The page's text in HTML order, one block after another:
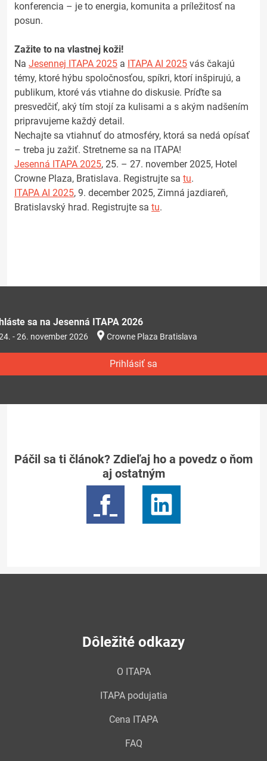
konferencia – je to energia, komunita a príležitosť na
posun.
Zažite to na vlastnej koži!
Na Jesennej ITAPA 2025 a ITAPA AI 2025 vás čakajú
témy, ktoré hýbu spoločnosťou, spíkri, ktorí inšpirujú, a
publikum, ktoré vás vtiahne do diskusie. Príďte sa
presvedčiť, aký tím stojí za kulisami a s akým nadšením
pripravujeme každý detail.
Nechajte sa vtiahnuť do atmosféry, ktorá sa nedá opísať
– treba ju zažiť. Stretneme sa na ITAPA!
Jesenná ITAPA 2025, 25. – 27. november 2025, Hotel
Crowne Plaza, Bratislava. Registrujte sa tu.
ITAPA AI 2025, 9. december 2025, Zimná jazdiareň,
Bratislavský hrad. Registrujte sa tu.
sa na Jesenná ITAPA 2026
- 26. november 2026 Crowne Plaza Bratislava
Prihlásiť sa
Páčil sa ti článok? Zdieľaj ho a povedz o ňom
aj ostatným
Dôležité odkazy
O ITAPA
ITAPA podujatia
Cena ITAPA
FAQ